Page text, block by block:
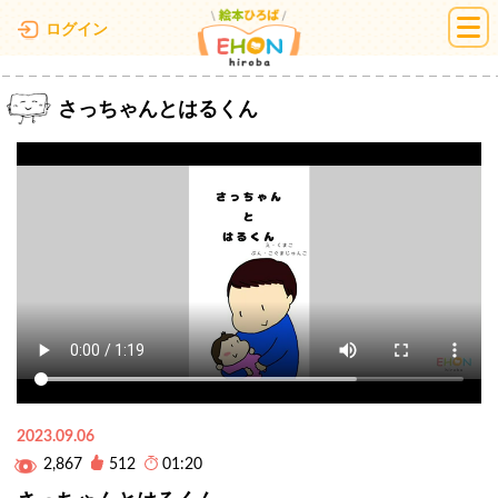
ログイン 絵本ひろば
さっちゃんとはるくん
2023.09.06
2,867
512 01:20